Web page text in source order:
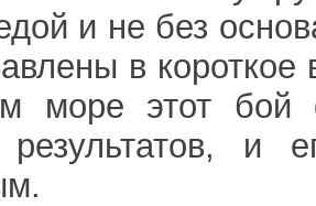
и не без
в
море этот
результатов, и